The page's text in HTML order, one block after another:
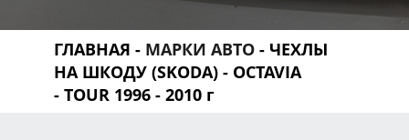
ГЛАВНАЯ - МАРКИ АВТО - ЧЕХЛЫ
НА ШКОДУ (SKODA) - OCTAVIA
- TOUR 1996 - 2010 г